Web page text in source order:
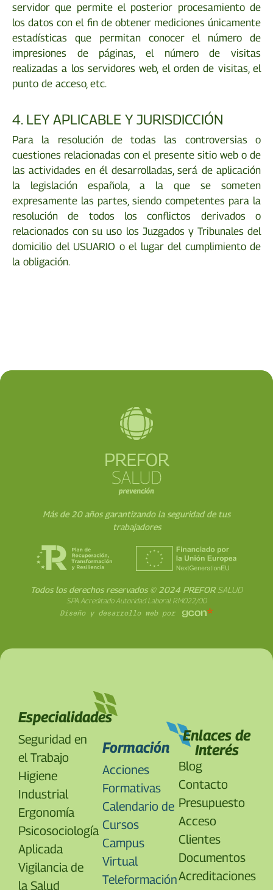
servidor que permite el posterior procesamiento de
los datos con el fin de obtener mediciones únicamente
estadísticas que permitan conocer el número de
impresiones de páginas, el número de visitas
realizadas a los servidores web, el orden de visitas, el
punto de acceso, etc.
4. LEY APLICABLE Y JURISDICCIÓN
Para la resolución de todas las controversias o
cuestiones relacionadas con el presente sitio web o de
las actividades en él desarrolladas, será de aplicación
la legislación española, a la que se someten
expresamente las partes, siendo competentes para la
resolución de todos los conflictos derivados o
relacionados con su uso los Juzgados y Tribunales del
domicilio del USUARIO o el lugar del cumplimiento de
la obligación.
Más de 20 años garantizando la seguridad de tus
trabajadores
Todos los derechos reservados © 2024 PREFOR SALUD
SPA Acreditado Autoridad Laboral RM022/00
Diseño y desarrollo web por
Especialidades
Seguridad en
el Trabajo
Higiene
Industrial
Ergonomía
Psicosociología
Aplicada
Vigilancia de
la Salud
Formación
Acciones
Formativas
Calendario de
Cursos
Campus
Virtual
Teleformación
Enlaces de
Interés
Blog
Contacto
Presupuesto
Acceso
Clientes
Documentos
Acreditaciones